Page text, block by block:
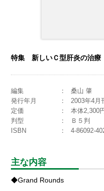
特集 新しいＣ型肝炎の治療
編集
桑山 肇
発行年月
2003年4月
定価
本体2,300
判型
Ｂ５判
ISBN
4-86092-
主な内容
◆Grand Rounds